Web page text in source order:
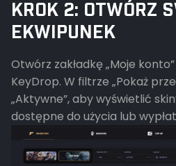
KROK 2: OTWÓRZ
EKWIPUNEK
Otwórz zakładkę „Moje
KeyDrop. W filtrze „Pokaż
„Aktywne”, aby wyświetlić
dostępne do użycia lub